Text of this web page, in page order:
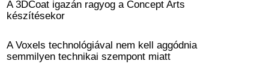
A 3DCoat igazán ragyog a Concept Arts
készítésekor
A Voxels technológiával nem kell aggódnia
semmilyen technikai szempont miatt